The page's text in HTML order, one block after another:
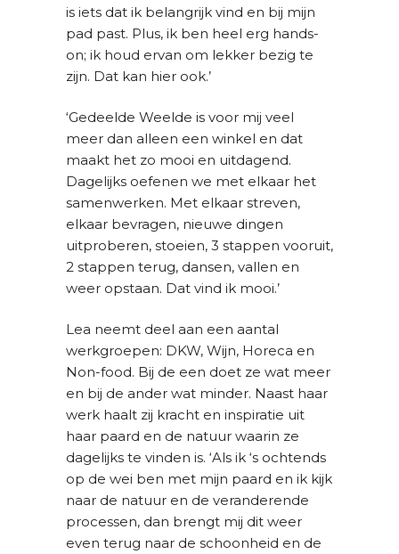
is iets dat ik belangrijk vind en bij mijn
pad past. Plus, ik ben heel erg hands-
on; ik houd ervan om lekker bezig te
zijn. Dat kan hier ook.’
‘Gedeelde Weelde is voor mij veel
meer dan alleen een winkel en dat
maakt het zo mooi en uitdagend.
Dagelijks oefenen we met elkaar het
samenwerken. Met elkaar streven,
elkaar bevragen, nieuwe dingen
uitproberen, stoeien, 3 stappen vooruit,
2 stappen terug, dansen, vallen en
weer opstaan. Dat vind ik mooi.’
Lea neemt deel aan een aantal
werkgroepen: DKW, Wijn, Horeca en
Non-food. Bij de een doet ze wat meer
en bij de ander wat minder. Naast haar
werk haalt zij kracht en inspiratie uit
haar paard en de natuur waarin ze
dagelijks te vinden is. ‘Als ik ‘s ochtends
op de wei ben met mijn paard en ik kijk
naar de natuur en de veranderende
processen, dan brengt mij dit weer
even terug naar de schoonheid en de